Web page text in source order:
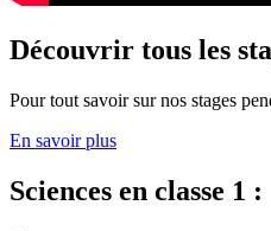
Découvrir tous les
Pour tout savoir sur nos stages
En savoir plus
Sciences en classe 1 :